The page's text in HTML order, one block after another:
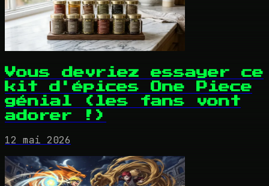
Vous devriez essayer ce
kit d'épices One Piece
génial (les fans vont
adorer !)
12 mai 2026